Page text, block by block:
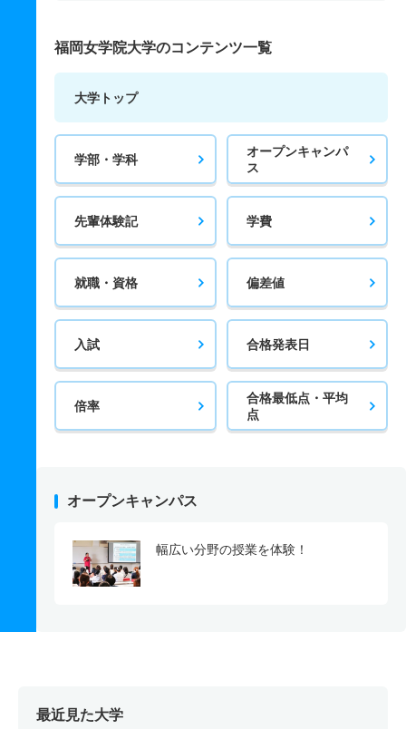
福岡女学院大学のコンテンツ一覧
大学トップ
学部・学科
オープンキャンパ
ス
先輩体験記 学費
就職・資格 偏差値
入試 合格発表日
倍率
合格最低点・平均
点
オープンキャンパス
幅広い分野の授業を体験！
最近見た大学